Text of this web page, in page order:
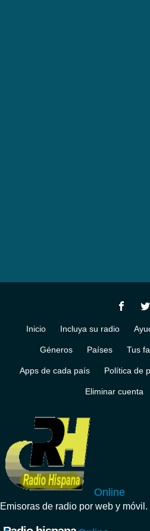
Inicio Incluya su radio
Géneros Países Tus
Apps de cada país Política de
Eliminar cuenta
Online
Emisoras de radio por web y móvil.